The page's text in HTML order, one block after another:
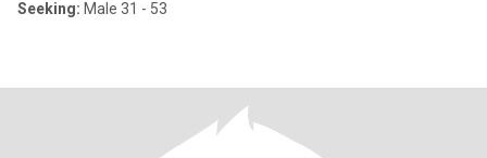
Seeking: Male 31 - 53